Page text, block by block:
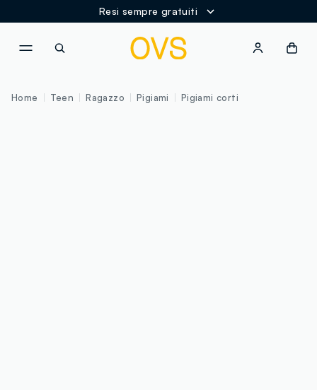
Resi sempre gratuiti
Home Teen Ragazzo Pigiami Pigiami corti